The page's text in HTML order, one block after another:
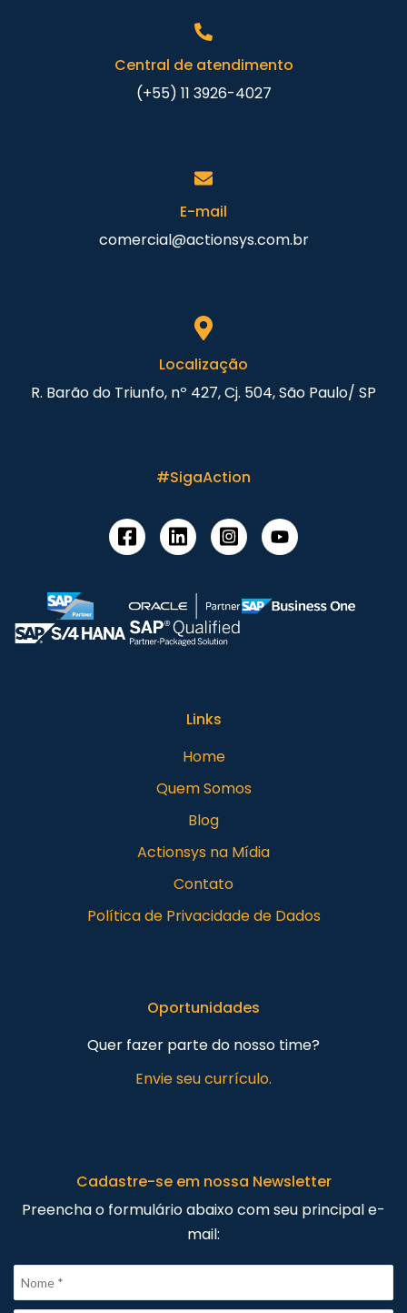
Central de atendimento
(+55) 11 3926-4027
E-mail
comercial@actionsys.com.br
Localização
R. Barão do Triunfo, nº 427, Cj. 504, São Paulo/ SP
#SigaAction
Links
Home
Quem Somos
Blog
Actionsys na Mídia
Contato
Política de Privacidade de Dados
Oportunidades
Quer fazer parte do nosso time?
Envie seu currículo.
Cadastre-se em nossa Newsletter
Preencha o formulário abaixo com seu principal e-
mail: